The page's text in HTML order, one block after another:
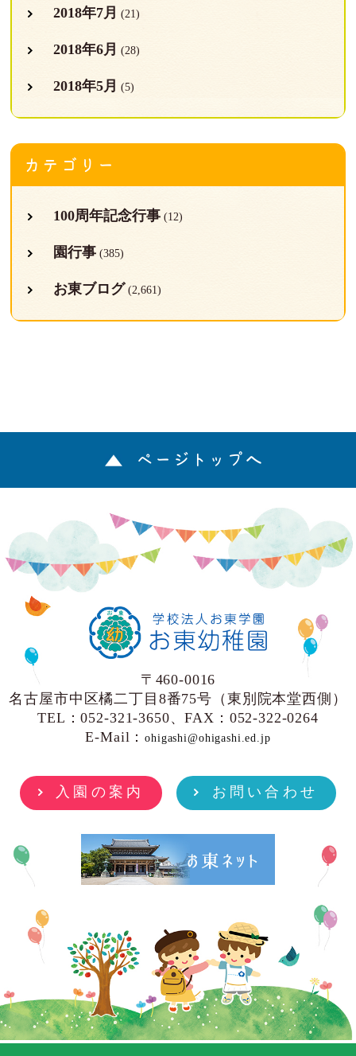
2018年7月 (21)
2018年6月 (28)
2018年5月 (5)
カテゴリー
100周年記念行事(12)
園行事(385)
お東ブログ (2,661)
ページトップへ
〒460-0016
名古屋市中区橘二丁目8番75号（東別院本堂西側）
TEL：052-321-3650、FAX：052-322-0264
E-Mail：ohigashi@ohigashi.ed.jp
入園の案内 お問い合わせ